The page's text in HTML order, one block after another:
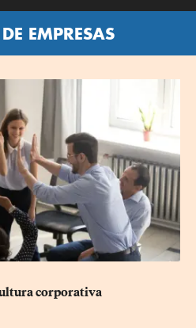
EMPRESAS
corporativa